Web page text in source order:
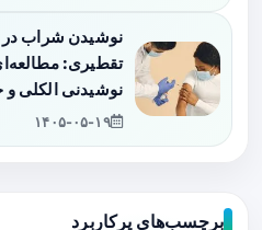
نوشیدن شراب در
تقطیری:
نوشیدنی الکلی
۱۴۰۵-۰۵-۱۹
برچسب‌های پرکاربرد